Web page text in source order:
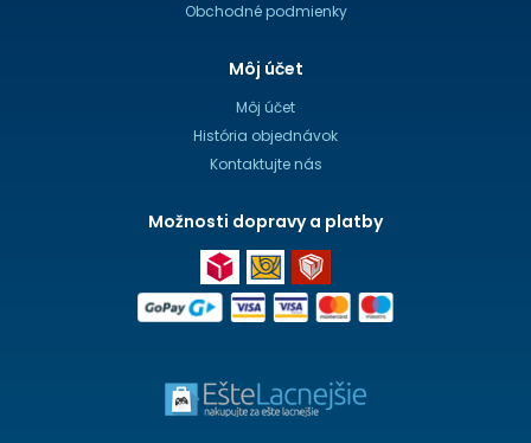
Obchodné podmienky
Môj účet
Môj účet
História objednávok
Kontaktujte nás
Možnosti dopravy a platby